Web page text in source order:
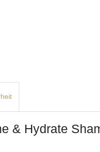
& Hydrate